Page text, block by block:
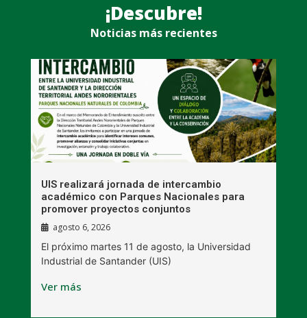
¡Descubre!
Noticias más recientes
UIS realizará jornada de intercambio
académico con Parques Nacionales para
promover proyectos conjuntos
agosto 6, 2026
El próximo martes 11 de agosto, la Universidad
Industrial de Santander (UIS)
Ver más